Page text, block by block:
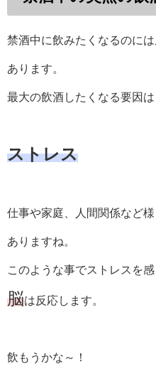
禁酒中に飲みたくなるのに
あります。
最大の飲酒したくなる要因は
ストレス
仕事や家庭、人間関係など
ありますね。
このような事でストレスを感
脳は反応します。
飲もうかな～！